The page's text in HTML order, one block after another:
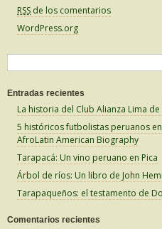
RSS de los comentarios
WordPress.org
sEntradas recientes
La historia del Club Alianza Lima
5 históricos futbolistas peruanos
AfroLatin American Biography
Tarapacá: Un vino peruano en Pica
Árbol de ríos: Un libro de John
Tarapaqueños: el testamento de
Comentarios recientes